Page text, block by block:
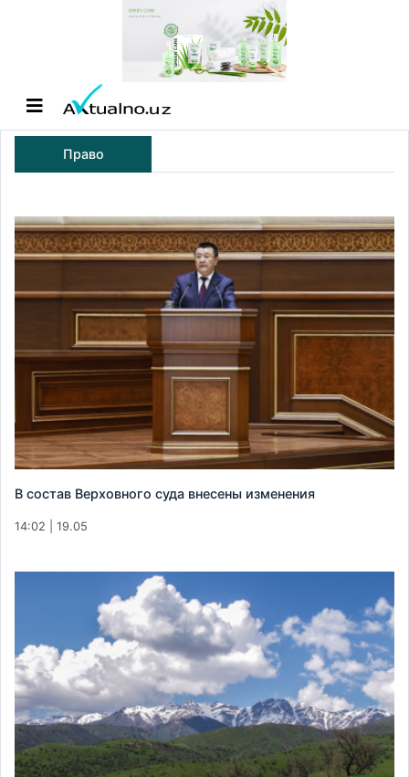
Право
В состав Верховного суда внесены изменения
14:02 | 19.05